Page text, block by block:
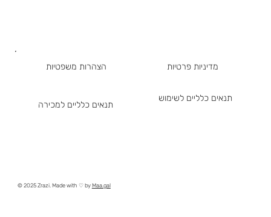
מדיניות פרטיות
תנאים כלליים למכירה
תנאים כלליים לשימוש
הצהרות משפטיות
© 2025 Zrazi. Made with ♡ byMaa.gal